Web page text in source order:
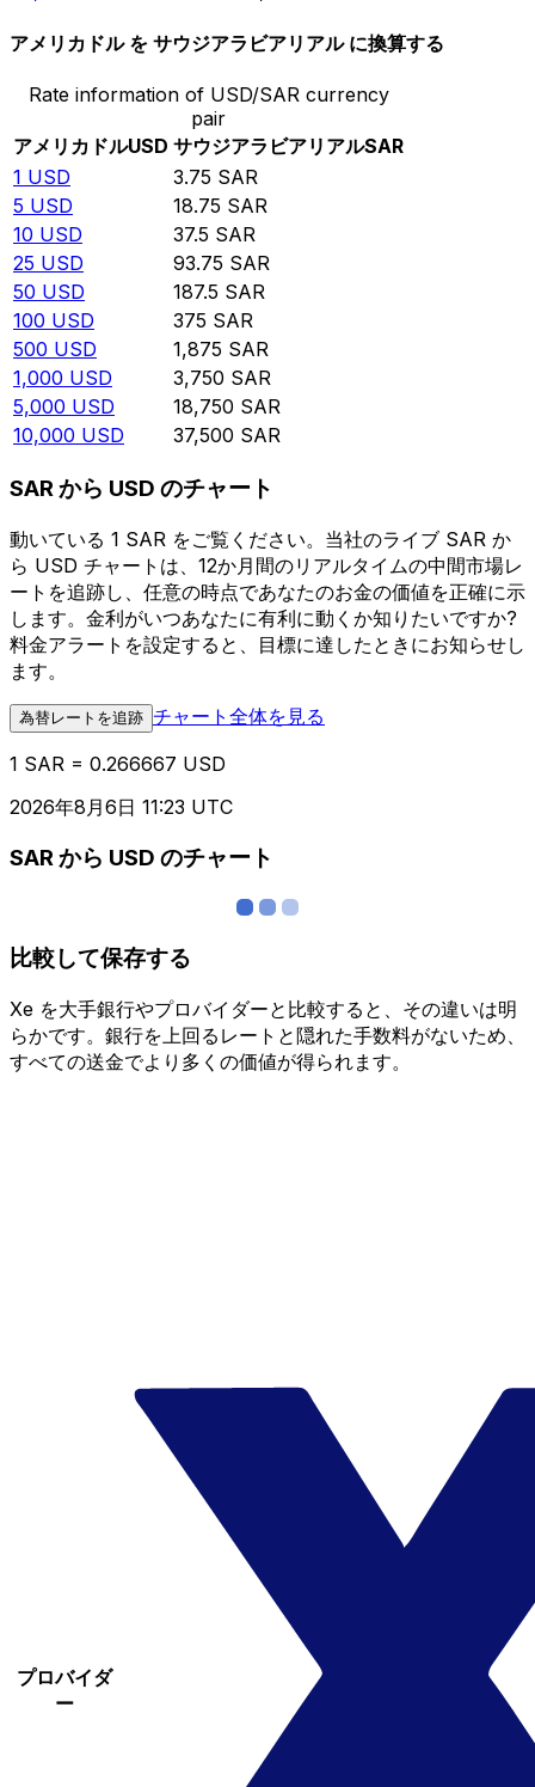
アメリカドル を サウジアラビアリアル に換算する
Rate information of USD/SAR currency
pair
アメリカドルUSD サウジアラビアリアルSAR
1 USD 3.75 SAR
5 USD 18.75 SAR
10 USD 37.5 SAR
25 USD 93.75 SAR
50 USD 187.5 SAR
100 USD 375 SAR
500 USD 1,875 SAR
1,000 USD 3,750 SAR
5,000 USD 18,750 SAR
10,000 USD 37,500 SAR
SAR から USD のチャート
動いている 1 SAR をご覧ください。当社のライブ SAR か
ら USD チャートは、12か月間のリアルタイムの中間市場レ
ートを追跡し、任意の時点であなたのお金の価値を正確に示
します。金利がいつあなたに有利に動くか知りたいですか?
料金アラートを設定すると、目標に達したときにお知らせし
ます。
為替レートを追跡 チャート全体を見る
1 SAR = 0.266667 USD
2026年8月6日 11:23 UTC
SAR から USD のチャート
比較して保存する
Xe を大手銀行やプロバイダーと比較すると、その違いは明
らかです。銀行を上回るレートと隠れた手数料がないため、
すべての送金でより多くの価値が得られます。
プロバイダ
ー